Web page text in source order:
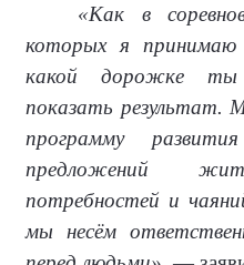
«Как в
которых я
какой дорожке
показать результат.
программу
предложений
потребностей и
мы несём